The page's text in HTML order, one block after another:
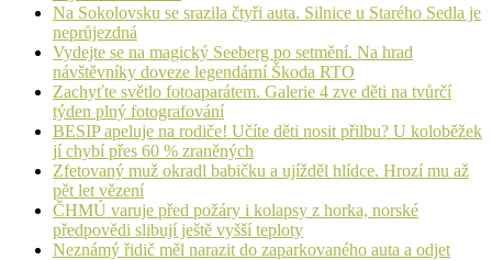
Na Sokolovsku se srazila čtyři auta. Silnice u Starého Sedla je
neprůjezdná
Vydejte se na magický Seeberg po setmění. Na hrad
návštěvníky doveze legendární Škoda RTO
Zachyťte světlo fotoaparátem. Galerie 4 zve děti na tvůrčí
týden plný fotografování
BESIP apeluje na rodiče! Učíte děti nosit přilbu? U koloběžek
jí chybí přes 60 % zraněných
Zfetovaný muž okradl babičku a ujížděl hlídce. Hrozí mu až
pět let vězení
ČHMÚ varuje před požáry i kolapsy z horka, norské
předpovědi slibují ještě vyšší teploty
Neznámý řidič měl narazit do zaparkovaného auta a odjet